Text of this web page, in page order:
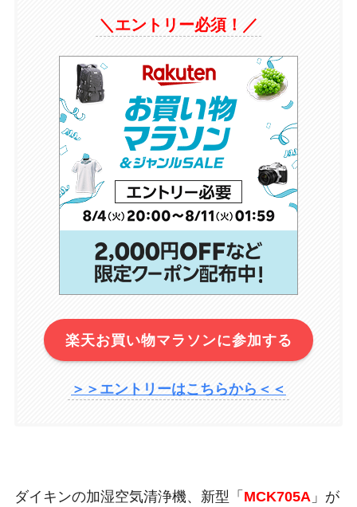
＼エントリー必須！／
楽天お買い物マラソンに参加する
＞＞エントリーはこちらから＜＜
ダイキンの加湿空気清浄機、新型「 MCK705A 」が